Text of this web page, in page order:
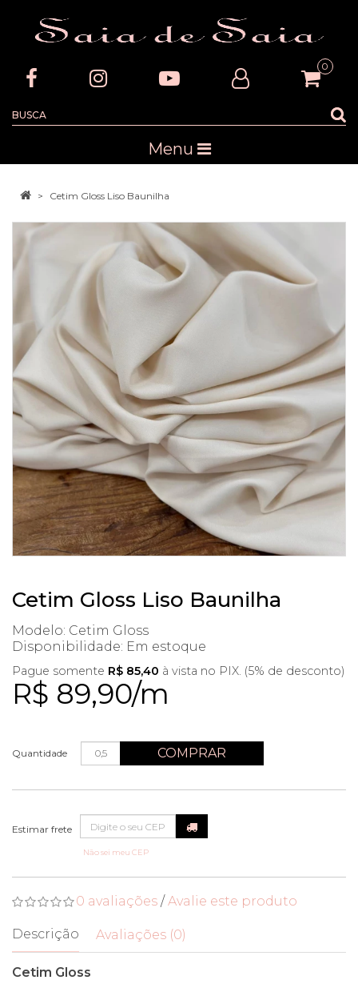
0
Menu
Cetim Gloss Liso Baunilha
Cetim Gloss Liso Baunilha
Modelo: Cetim Gloss
Disponibilidade: Em estoque
R$ 89,90/m
Pague somente R$ 85,40 à vista no PIX. (5% de desconto)
Quantidade COMPRAR
Não sei meu CEP
0 avaliações /Avalie este produto
Descrição Avaliações (0)
Cetim Gloss